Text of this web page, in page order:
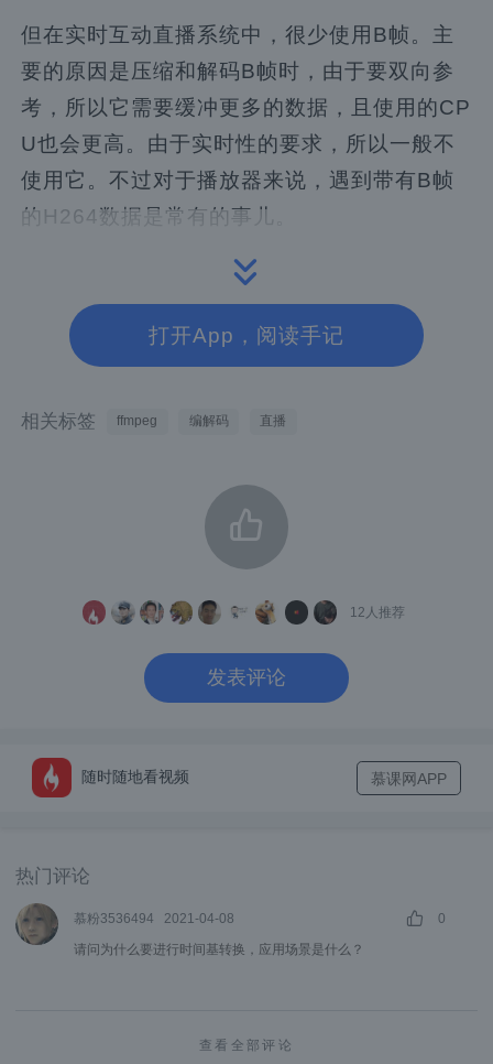
但在实时互动直播系统中，很少使用B帧。主
要的原因是压缩和解码B帧时，由于要双向参
考，所以它需要缓冲更多的数据，且使用的CP
U也会更高。由于实时性的要求，所以一般不
使用它。不过对于播放器来说，遇到带有B帧
的H264数据是常有的事儿。
对于 H264 编码原理相关的知识请看我的免费
视频课《移动端音视频入门》
PTS/DTS
DTS 就非常容易了。PTS（Presentation Ti
meStamp）是渲染用的时间戳，也就是说，
我们的视频帧是按照 PTS 的时间戳来展示
戳，是用于视频解码的。
那为什么有了 PTS 还要有 DTS呢？这就与我
频中没有B帧，那显示的帧的顺序与存放的帧
的顺序是一样的，此时PTS与DTS 的值就是一
但有了B帧之后，就不是这个样子了。我们举
个简单的例子：
打开App，阅读手记
相关标签 ffmpeg 编解码 直播
12 人推荐
发表评论
随时随地看视频 慕课网APP
热门评论
慕粉3536494 2021-04-08 0
请问为什么要进行时间基转换，应用场景是什么？
查看全部评论